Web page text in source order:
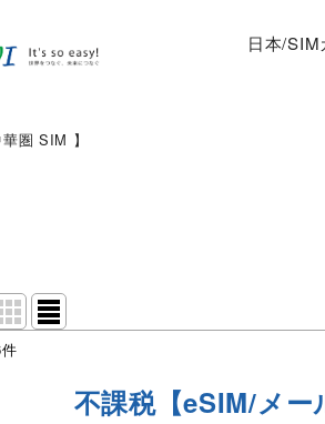
日本/
華圏 SIM 】
件
不課税【eSIM/メ